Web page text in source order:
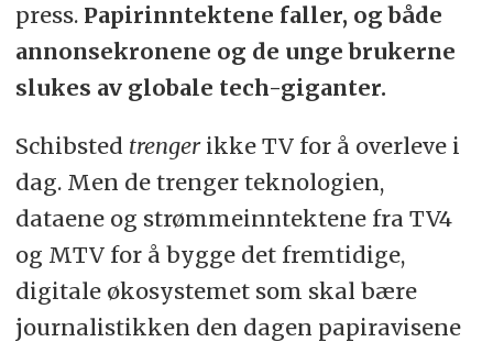
press. Papirinntektene faller, og både
annonsekronene og de unge brukerne
slukes av globale tech-giganter.
Schibsted trengerikke TV for å overleve i
dag. Men de trenger teknologien,
dataene og strømmeinntektene fra TV4
og MTV for å bygge det fremtidige,
digitale økosystemet som skal bære
journalistikken den dagen papiravisene